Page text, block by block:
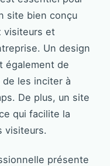
site bien conçu
visiteurs et
Un design
également de
les inciter à
De plus, un site
qui facilite la
visiteurs.
présente